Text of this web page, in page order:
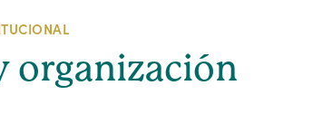
organización